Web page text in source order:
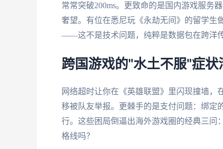
常常突破200ms。更致命的是国内游戏服务
奢望。有位在悉尼玩《永劫无间》的留学生
——这不是技术问题，纯粹是数据包在跨洋
跨国游戏的"水土不服"症状
网络超时让你在《英雄联盟》里闪现撞墙，
移被队友举报。更棘手的是支付问题：绑定
行。这些困局倒逼出海外游戏圈的经典三问：
格线吗？